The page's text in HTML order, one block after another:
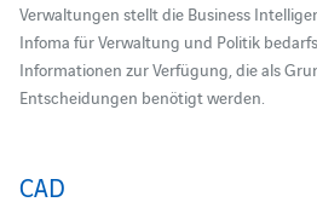
Verwaltungen stellt die Business
Infoma für Verwaltung und Politik
Informationen zur Verfügung, die als
Entscheidungen benötigt werden.
CAD